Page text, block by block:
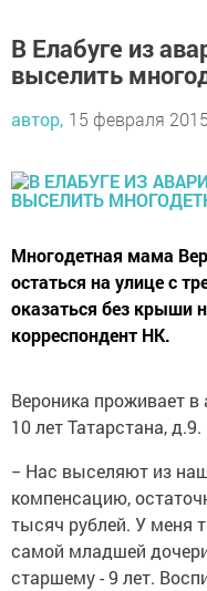
В Елабуге из
выселить
автор, 15 февраля
Многодетная мама
остаться на улице с
оказаться без крыши
корреспондент НК.
Вероника проживает
10 лет Татарстана, д.9.
− Нас выселяют из
компенсацию,
тысяч рублей. У меня
самой младшей
старшему - 9 лет.